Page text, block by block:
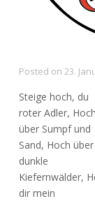
Posted on 23.
Steige hoch, du
roter Adler, Hoch
über Sumpf und
Sand, Hoch über
dunkle
Kiefernwälder,
dir mein